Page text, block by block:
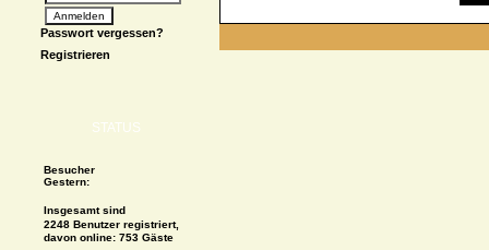
Passwort vergessen?
Registrieren
STATUS
Besucher
Gestern:
Insgesamt sind
2248 Benutzer registriert,
davon online: 753 Gäste